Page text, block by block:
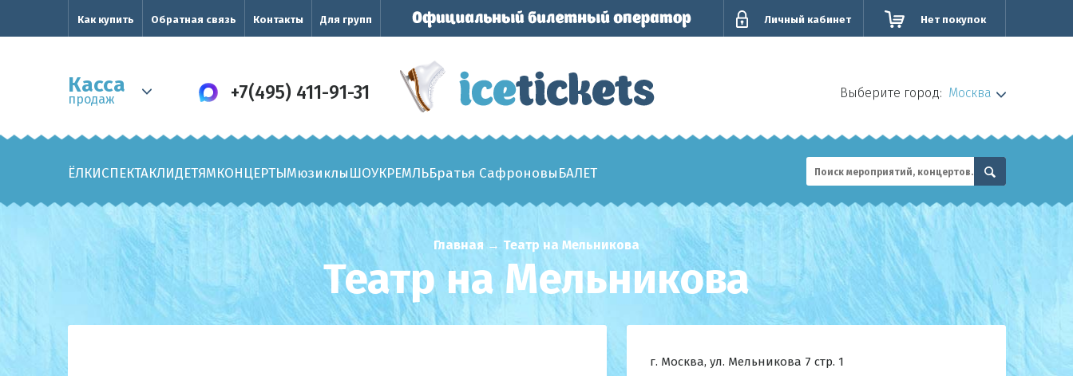
Как купить Обратная связь Контакты Для групп Личный кабинет Нет покупок
Касса
продаж +7(495) 411-91-31 Выберите город: Москва
ЁЛКИСПЕКТАКЛИДЕТЯМКОНЦЕРТЫМюзиклыШОУКРЕМЛЬБратья СафроновыБАЛЕТ
Главная → Театр на Мельникова
Театр на Мельникова
г. Москва, ул. Мельникова 7 стр. 1